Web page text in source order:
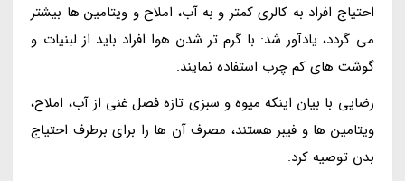
احتیاج افراد به کالری کمتر و به آب، املاح و ویتامین ها بیشتر
می گردد، یادآور شد: با گرم تر شدن هوا افراد باید از لبنیات و
گوشت های کم چرب استفاده نمایند.
رضایی با بیان اینکه میوه و سبزی تازه فصل غنی از آب، املاح،
ویتامین ها و فیبر هستند، مصرف آن ها را برای برطرف احتیاج
بدن توصیه کرد.